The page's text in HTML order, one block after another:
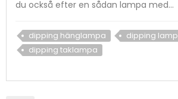
du också efter en sådan lampa med...
dipping hänglampa dipping lamp
dipping taklampa